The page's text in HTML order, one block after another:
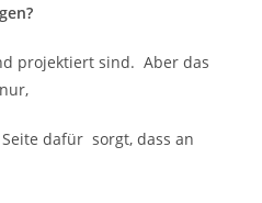
projektiert sind. Aber das
dafür sorgt, dass an